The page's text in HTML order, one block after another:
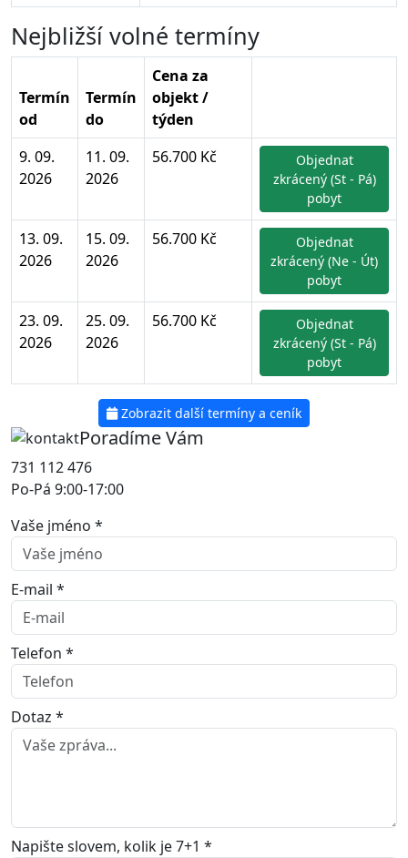
Nejbližší volné termíny
Termín
od
Termín
do
Cena za
objekt /
týden
9. 09.
2026
11. 09.
2026
56.700 Kč
Objednat
zkrácený (St - Pá)
pobyt
13. 09.
2026
15. 09.
2026
56.700 Kč
Objednat
zkrácený (Ne - Út)
pobyt
23. 09.
2026
25. 09.
2026
56.700 Kč
Objednat
zkrácený (St - Pá)
pobyt
Zobrazit další termíny a ceník
Poradíme Vám
731 112 476
Po-Pá 9:00-17:00
Vaše jméno *
E-mail *
Telefon *
Dotaz *
Napište slovem, kolik je 7+1 *